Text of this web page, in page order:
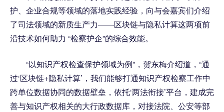
护、企业合规等领域的落地实践经验，向与会嘉宾们介绍
了司法领域的新质生产力——区块链与隐私计算这两项前
沿技术如何助力 “检察护企”的综合效能。
“以知识产权检查保护领域为例”，贺东梅介绍道，“通
过‘区块链+隐私计算’，我们能够打通知识产权检察工作中
跨单位数据协同的数据壁垒，依托‘两法衔接’平台，建成完
善与知识产权相关的大行政数据库，对接法院、公安等部